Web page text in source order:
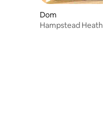
Dom
Hampstead Heath